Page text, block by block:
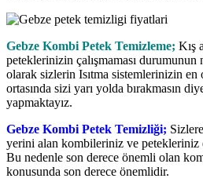
Gebze Kombi Petek Temizleme; Kış
peteklerinizin çalışmaması
olarak sizlerin Isıtma sistemlerinizin en
ortasında sizi yarı yolda bırakmasın
yapmaktayız.
Gebze Kombi Petek Temizliği;
yerini alan kombileriniz ve petekleriniz
Bu nedenle son derece önemli olan
konusunda son derece önemlidir.